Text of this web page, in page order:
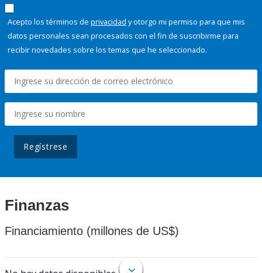
Acepto los términos de privacidad y otorgo mi permiso para que mis
datos personales sean procesados con el fin de suscribirme para
recibir novedades sobre los temas que he seleccionado.
Regístrese
Finanzas
Financiamiento (millones de US$)